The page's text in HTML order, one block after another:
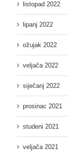
listopad 2022
lipanj 2022
ožujak 2022
veljača 2022
siječanj 2022
prosinac 2021
studeni 2021
veljača 2021